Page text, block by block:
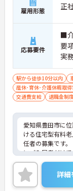
雇用形態 正
応募要件
■
要
実
験
駅から徒歩10分以内
産休･育休･介護休暇取得
交通費支給
退職金制
愛知県豊田市に
ける住宅型有料
任者の募集です
にご入居者だけ
る環境づくりを目
ご利用者一人ひと
ていただける方
任者の経験がな
詳細